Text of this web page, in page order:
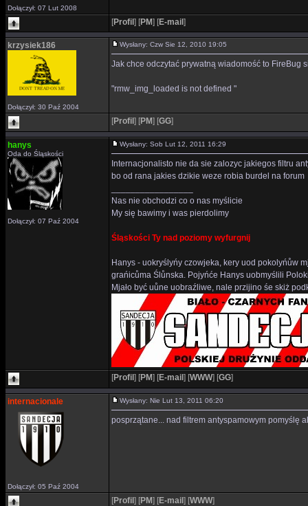
Dołączył: 07 Lut 2008
[Profil ] [PM] [E-mail ]
krzysiek186
Dołączył: 30 Paź 2004
Wysłany: Czw Sie 12, 2010 19:05
Jak chce odczytać prywatną wiadomość to FireBug
"rmw_img_loaded is not defined "
[Profil ] [PM] [GG]
hanys
Oda do Śląskości
Dołączył: 07 Paź 2004
Wysłany: Sob Lut 12, 2011 16:29
Internacjonalisto nie da sie zalozyc jakiegos filtru
bo od rana jakies dzikie weze robia burdel na forum
Nas nie obchodzi co o nas myślicie
My się bawimy i was pierdolimy
Śląskości Ty nad poziomy wyfurgnij
Hanys - uokryślyńy czowjeka, kery uod pokolyńůw
grańicůma Ślůnska. Pojyńće Hanys uobmyślili
Mjało być uůne uobraźliwe, nale przijino śe skiż
[Profil ] [PM] [E-mail ] [WWW] [GG]
internacionale
Dołączył: 05 Paź 2004
Wysłany: Nie Lut 13, 2011 06:20
posprzątane... nad filtrem antyspamowym pomyślę
[Profil ] [PM] [E-mail ] [WWW]